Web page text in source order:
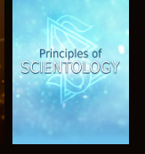
EXPLORA LAS
SERIES